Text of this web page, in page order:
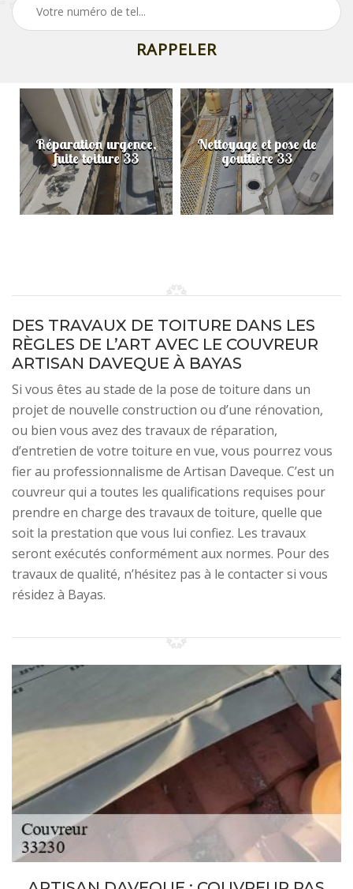
Réparation urgence,
fuite toiture 33
Nettoyage et pose de
gouttière 33
DES TRAVAUX DE TOITURE DANS LES
RÈGLES DE L’ART AVEC LE COUVREUR
ARTISAN DAVEQUE À BAYAS
Si vous êtes au stade de la pose de toiture dans un
projet de nouvelle construction ou d’une rénovation,
ou bien vous avez des travaux de réparation,
d’entretien de votre toiture en vue, vous pourrez vous
fier au professionnalisme de Artisan Daveque. C’est un
couvreur qui a toutes les qualifications requises pour
prendre en charge des travaux de toiture, quelle que
soit la prestation que vous lui confiez. Les travaux
seront exécutés conformément aux normes. Pour des
travaux de qualité, n’hésitez pas à le contacter si vous
résidez à Bayas.